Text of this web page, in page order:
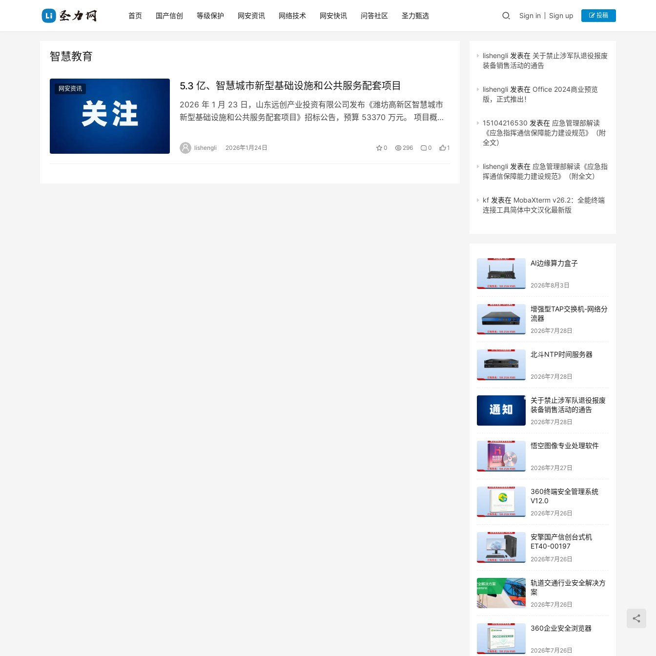
首页 国产信创 等级保护 网安资讯 网络技术 网安快讯 问答社区 圣力甄选 Sign in Sign up 投稿
智慧教育
网安资讯 5.3 亿、智慧城市新型基础设施和公共服务配套项目
2026 年 1 月 23 日，山东远创产业投资有限公司发布《潍坊高新区智慧城市
新型基础设施和公共服务配套项目》招标公告，预算 53370 万元。 项目概况
lishengli 2026年1月24日 0 296 0 1
lishengli 发表在 关于禁止涉军队退役报废
装备销售活动的通告
lishengli 发表在 Office 2024商业预览
版，正式推出！
15104216530 发表在 应急管理部解读
《应急指挥通信保障能力建设规范》（附
全文）
lishengli 发表在 应急管理部解读《应急指
挥通信保障能力建设规范》（附全文）
kf 发表在 MobaXterm v26.2：全能终端
连接工具简体中文汉化最新版
AI边缘算力盒子
2026年8月3日
增强型TAP交换机-网络分
流器
2026年7月28日
北斗NTP时间服务器
2026年7月28日
关于禁止涉军队退役报废
装备销售活动的通告
2026年7月28日
悟空图像专业处理软件
2026年7月27日
360终端安全管理系统
V12.0
2026年7月26日
安擎国产信创台式机
ET40-00197
2026年7月26日
轨道交通行业安全解决方
案
2026年7月26日
360企业安全浏览器
2026年7月26日